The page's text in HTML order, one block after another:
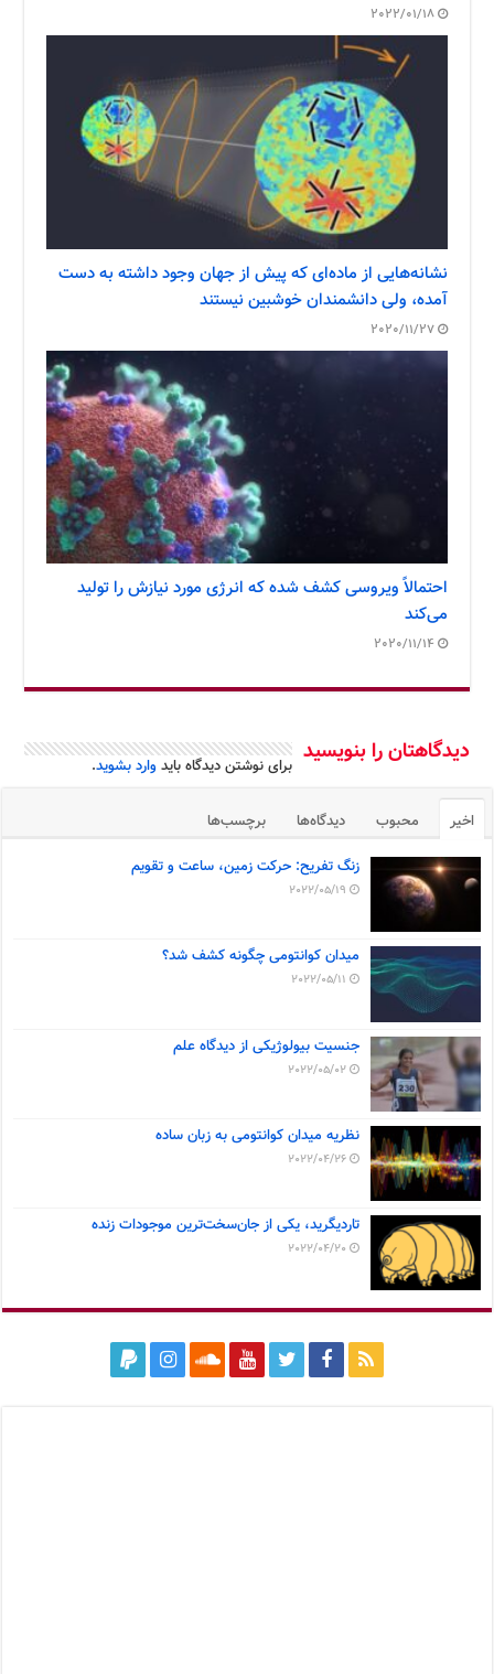
2022/01/18
نشانه‌هایی از ماده‌ای که پیش از جهان وجود داشته به دست
آمده، ولی دانشمندان خوشبین نیستند
2020/11/27
احتمالاً ویروسی کشف شده که انرژی مورد نیازش را تولید
می‌کند
2020/11/14
دیدگاهتان را بنویسید برای نوشتن دیدگاه بایدوارد بشوید.
اخیر محبوب دیدگاه‌ها برچسب‌ها
زنگ تفریح: حرکت زمین، ساعت و تقویم
2022/05/19
میدان کوانتومی چگونه کشف شد؟
2022/05/11
جنسیت بیولوژیکی از دیدگاه علم
2022/05/02
نظریه میدان کوانتومی به زبان ساده
2022/04/26
تاردیگرید، یکی از جان‌سخت‌ترین موجودات زنده
2022/04/20